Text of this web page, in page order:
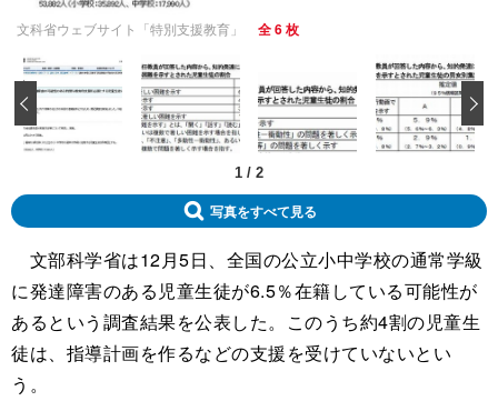
文科省ウェブサイト「特別支援教育」 全 6 枚
1 / 2
‹
写真をすべて見る
文部科学省は12月5日、全国の公立小中学校の通常学級
に発達障害のある児童生徒が6.5％在籍している可能性が
あるという調査結果を公表した。このうち約4割の児童生
徒は、指導計画を作るなどの支援を受けていないとい
う。